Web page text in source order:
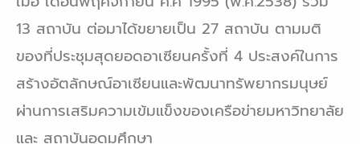
13 สถาบัน ต่อมาได้ขยายเป็น 27 สถาบัน ตามมติ
ของที่ประชุมสุดยอดอาเซียนครั้งที่ 4 ประสงค์ในการ
สร้างอัตลักษณ์อาเซียนและพัฒนาทรัพยากรมนุษย์
ผ่านการเสริมความเข้มแข็งของเครือข่ายมหาวิทยาลัย
และ สถาบันอุดมศึกษา